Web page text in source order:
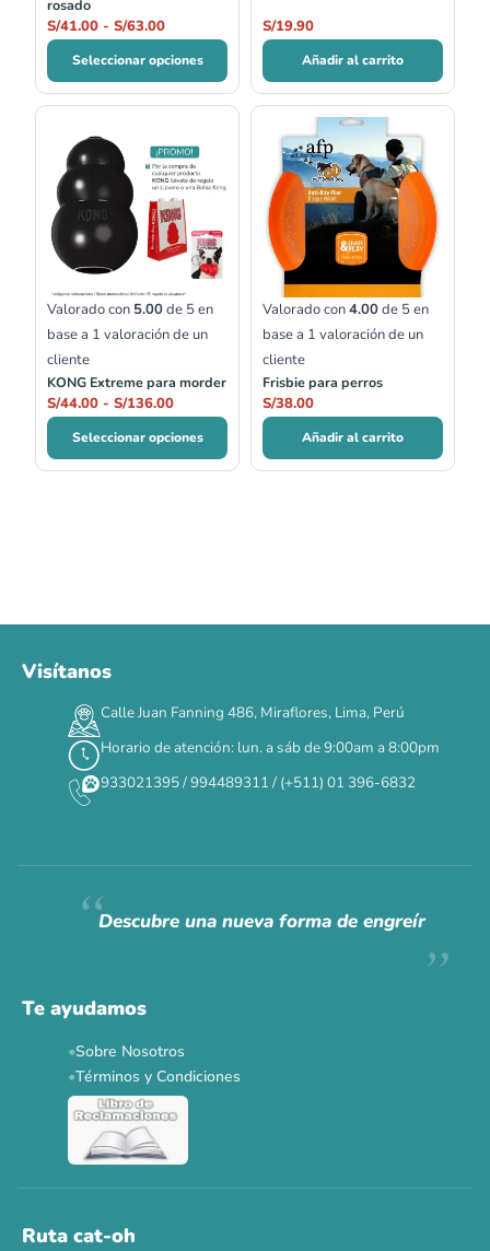
rosado
S/41.00 - S/63.00
Seleccionar opciones
S/19.90
Añadir al carrito
Valorado con 5.00de 5 en
base a 1 valoración de un
cliente
KONG Extreme para morder
S/44.00 - S/136.00
de
precios:
desde
S/44.00
hasta
S/136.00
Seleccionar opciones
Valorado con4.00de 5 en
base a 1 valoración de un
cliente
Frisbie para perros
S/38.00
Añadir al carrito
DÍAS HORAS MIN SEG
✕
Siempre fuimosraros.
Ver todas las promos 🐾
Visítanos
Calle Juan Fanning 486, Miraflores, Lima, Perú
Horario de atención: lun. a sáb de 9:00am a 8:00pm
933021395 / 994489311 / (+511) 01 396-6832
Descubre una nueva forma de engreír
Te ayudamos
Sobre Nosotros
Términos y Condiciones
Ruta cat-oh